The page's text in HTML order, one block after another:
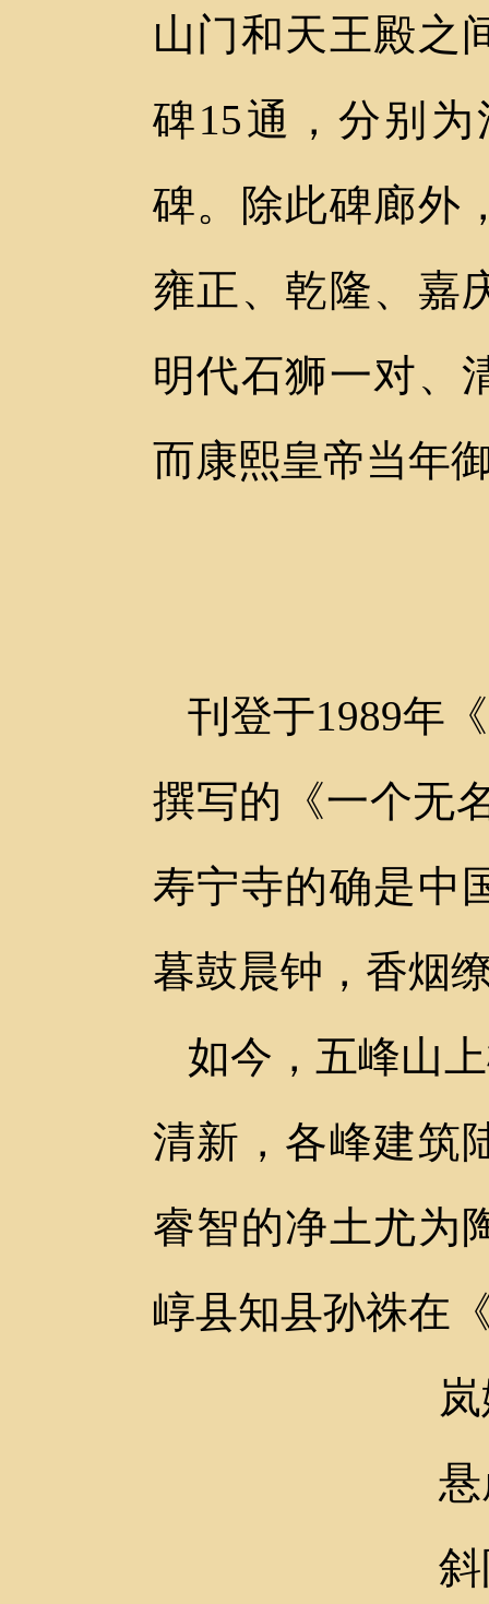
山门和天王殿之
碑15通，分别
碑。除此碑廊外
雍正、乾隆、嘉
明代石狮一对、
而康熙皇帝当年
刊登于1989年
撰写的《一个无
寿宁寺的确是中
暮鼓晨钟，香烟
如今，五峰山
清新， 各峰建筑
睿智的净土尤为
崞县知县孙祩在